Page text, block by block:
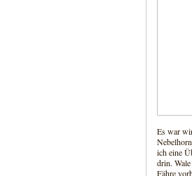
Es war
ich eine
drin.
Fähre